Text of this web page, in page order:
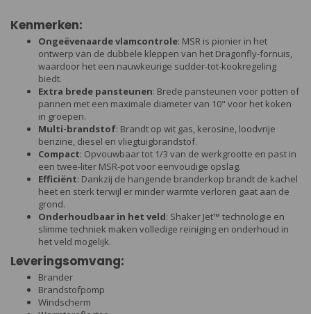
Kenmerken:
Ongeëvenaarde vlamcontrole: MSR is pionier in het
ontwerp van de dubbele kleppen van het Dragonfly-fornuis,
waardoor het een nauwkeurige sudder-tot-kookregeling
biedt.
Extra brede pansteunen: Brede pansteunen voor potten of
pannen met een maximale diameter van 10" voor het koken
in groepen.
Multi-brandstof: Brandt op wit gas, kerosine, loodvrije
benzine, diesel en vliegtuigbrandstof.
Compact: Opvouwbaar tot 1/3 van de werkgrootte en past in
een twee-liter MSR-pot voor eenvoudige opslag.
Efficiënt: Dankzij de hangende branderkop brandt de kachel
heet en sterk terwijl er minder warmte verloren gaat aan de
grond.
Onderhoudbaar in het veld: Shaker Jet™ technologie en
slimme techniek maken volledige reiniging en onderhoud in
het veld mogelijk.
Leveringsomvang:
Brander
Brandstofpomp
Windscherm